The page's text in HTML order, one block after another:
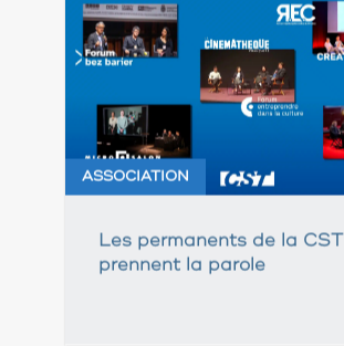
ASSOCIATION
Les permanents de la CST
prennent la parole